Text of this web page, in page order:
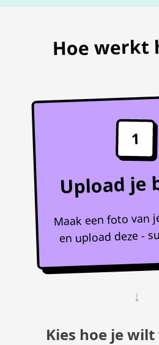
Hoe werkt
1
Upload je
Maak een foto van
en upload deze -
↓
Kies hoe je